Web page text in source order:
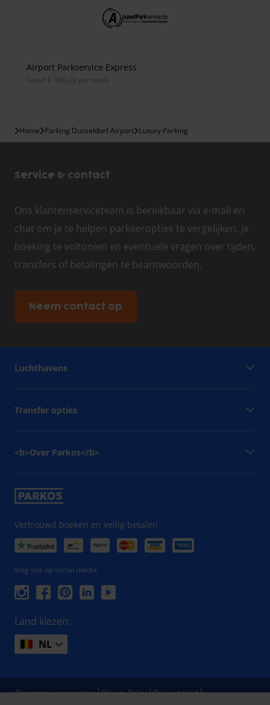
Airport Parkservice Express
vanaf € 100,00 per week
Home Parking Dusseldorf Airport Luxury Parking
Service & contact
Ons klantenserviceteam is bereikbaar via e-mail en
chat om je te helpen parkeeropties te vergelijken, je
boeking te voltooien en eventuele vragen over tijden,
transfers of betalingen te beantwoorden.
Neem contact op
Vertrouwd boeken en veilig betalen
Volg ons op social media
Land kiezen:
NL
Luchthavens
Transfer opties
<b>Over Parkos</b>
Algemene voorwaarden Privacy Policy
Reviewbeleid